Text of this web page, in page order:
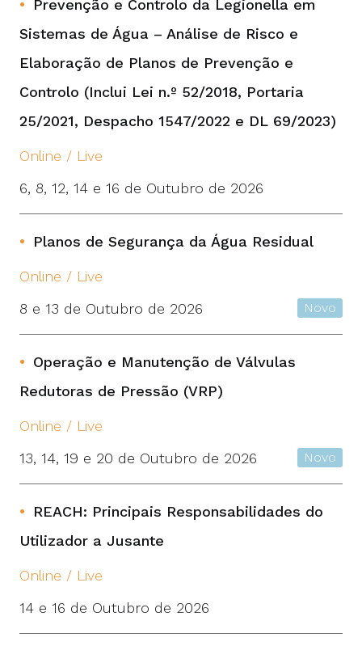
Prevenção e Controlo da Legionella em
Sistemas de Água – Análise de Risco e
Elaboração de Planos de Prevenção e
Controlo (Inclui Lei n.º 52/2018, Portaria
25/2021, Despacho 1547/2022 e DL 69/2023)
Online / Live
6, 8, 12, 14 e 16 de Outubro de 2026
Planos de Segurança da Água Residual
Online / Live
8 e 13 de Outubro de 2026
Novo
Operação e Manutenção de Válvulas
Redutoras de Pressão (VRP)
Online / Live
13, 14, 19 e 20 de Outubro de 2026
Novo
REACH: Principais Responsabilidades do
Utilizador a Jusante
Online / Live
14 e 16 de Outubro de 2026